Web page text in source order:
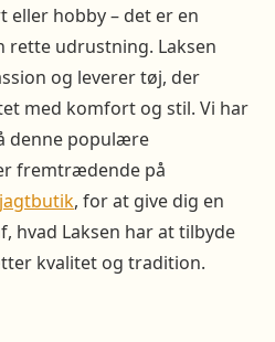
eller hobby – det er en
rette udrustning. Laksen
og leverer tøj, der
med komfort og stil. Vi har
denne populære
fremtrædende på
jagtbutik, for at give dig en
hvad Laksen har at tilbyde
kvalitet og tradition.